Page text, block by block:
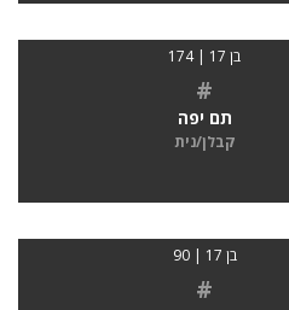
בן 17 | 174
#
תם יפה
קבלן/נית
בן 17 | 90
#